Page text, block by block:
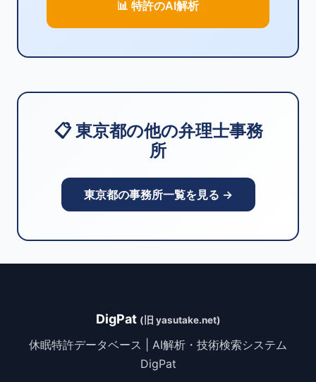
📊 特許のAI解析
📋 東京都の他の弁理士事務
所
東京都の事務所一覧を見る →
DigPat (旧 yasutake.net)
休眠特許データベース | AI解析・技術検索システム
DigPat